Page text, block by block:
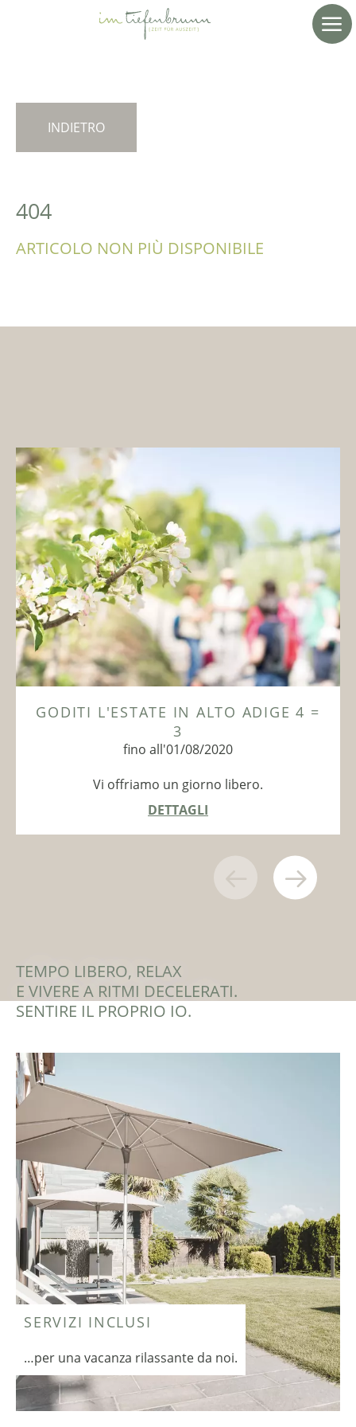
INDIETRO
404
ARTICOLO NON PIÙ DISPONIBILE
GODITI L'ESTATE IN ALTO ADIGE 4 =
3
fino all'01/08/2020
Vi offriamo un giorno libero.
DETTAGLI
TEMPO LIBERO, RELAX
E VIVERE A RITMI DECELERATI.
SENTIRE IL PROPRIO IO.
SERVIZI INCLUSI
…per una vacanza rilassante da noi.